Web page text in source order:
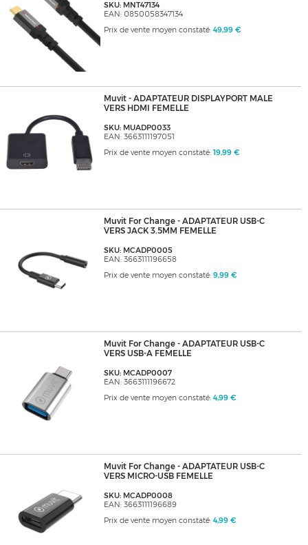
SKU: MNT47134
EAN: 0850058347134
Prix de vente moyen constaté: 49,99 €
Muvit - ADAPTATEUR DISPLAYPORT MALE
VERS HDMI FEMELLE
SKU: MUADP0033
EAN: 3663111197051
Prix de vente moyen constaté: 19,99 €
Muvit For Change - ADAPTATEUR USB-C
VERS JACK 3.5MM FEMELLE
SKU: MCADP0005
EAN: 3663111196658
Prix de vente moyen constaté: 9,99 €
Muvit For Change - ADAPTATEUR USB-C
VERS USB-A FEMELLE
SKU: MCADP0007
EAN: 3663111196672
Prix de vente moyen constaté: 4,99 €
Muvit For Change - ADAPTATEUR USB-C
VERS MICRO-USB FEMELLE
SKU: MCADP0008
EAN: 3663111196689
Prix de vente moyen constaté: 4,99 €